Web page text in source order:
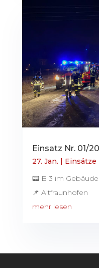
Einsatz Nr. 01/
27. Jan.
Einsätze
📟 B 3 im
📌 Altfraunhofen
mehr lesen